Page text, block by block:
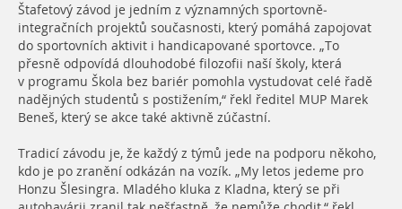
Štafetový závod je jedním z významných sportovně-
integračních projektů současnosti, který pomáhá zapojovat
do sportovních aktivit i handicapované sportovce. „To
přesně odpovídá dlouhodobé filozofii naší školy, která
v programu Škola bez bariér pomohla vystudovat celé řadě
nadějných studentů s postižením,“ řekl ředitel MUP Marek
Beneš, který se akce také aktivně zúčastní.
Tradicí závodu je, že každý z týmů jede na podporu někoho,
kdo je po zranění odkázán na vozík. „My letos jedeme pro
Honzu Šlesingra. Mladého kluka z Kladna, který se při